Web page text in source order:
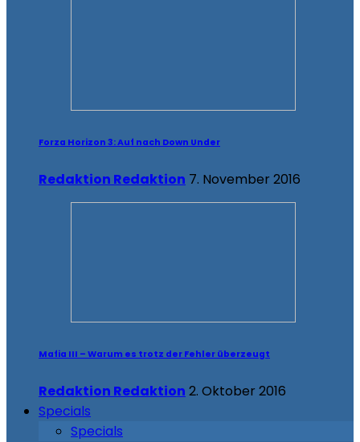
Forza Horizon 3: Auf nach Down Under
Redaktion Redaktion 7. November 2016
Mafia III – Warum es trotz der Fehler überzeugt
Redaktion Redaktion 2. Oktober 2016
Specials
Specials